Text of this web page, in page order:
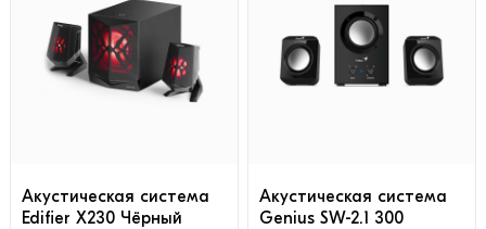
Акустическая система
Edifier X230 Чёрный
Акустическая система
Genius SW-2.1 300